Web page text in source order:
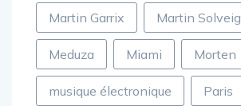
Martin Garrix Martin Solveig
Meduza Miami Morten
musique électronique Paris